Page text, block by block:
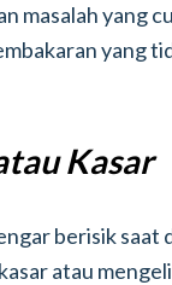
masalah yang
yang
Kasar
berisik saat
atau